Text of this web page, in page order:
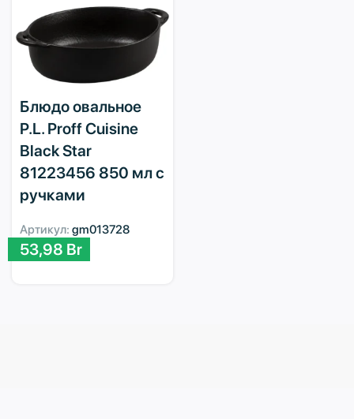
Блюдо овальное
P.L. Proff Cuisine
Black Star
81223456 850 мл с
ручками
Артикул: gm013728
53,98 Br